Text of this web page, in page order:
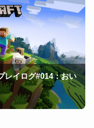
レイログ#014：おい